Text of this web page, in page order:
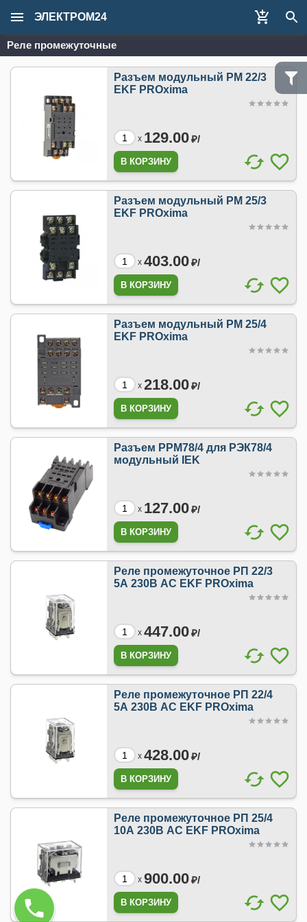
ЭЛЕКТРОМ24
Реле промежуточные
Разъем модульный РМ 22/3
EKF PROxima
x 129.00₽/
Разъем модульный РМ 25/3
EKF PROxima
x 403.00₽/
Разъем модульный РМ 25/4
EKF PROxima
x 218.00₽/
Разъем РРМ78/4 для РЭК78/4
модульный IEK
x 127.00₽/
Реле промежуточное РП 22/3
5А 230В АС EKF PROxima
x 447.00₽/
Реле промежуточное РП 22/4
5А 230В АС EKF PROxima
x 428.00₽/
Реле промежуточное РП 25/4
10А 230В АС EKF PROxima
x 900.00₽/